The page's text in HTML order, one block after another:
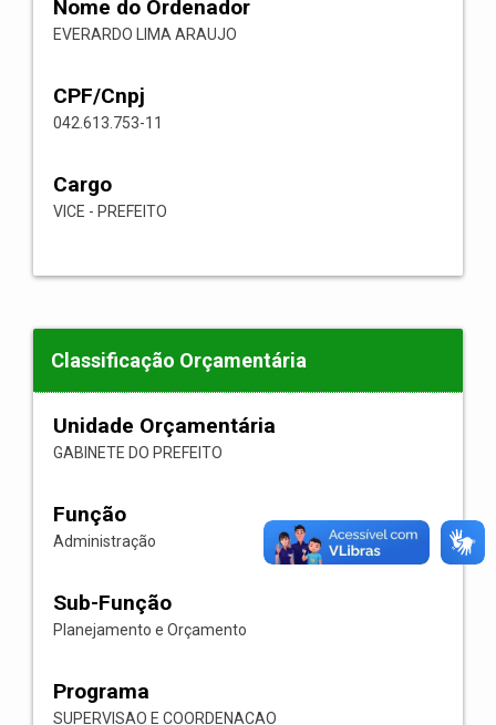
Nome do Ordenador
EVERARDO LIMA ARAUJO
CPF/Cnpj
042.613.753-11
Cargo
VICE - PREFEITO
Classificação Orçamentária
Unidade Orçamentária
GABINETE DO PREFEITO
Função
Administração
Sub-Função
Planejamento e Orçamento
Programa
SUPERVISAO E COORDENACAO